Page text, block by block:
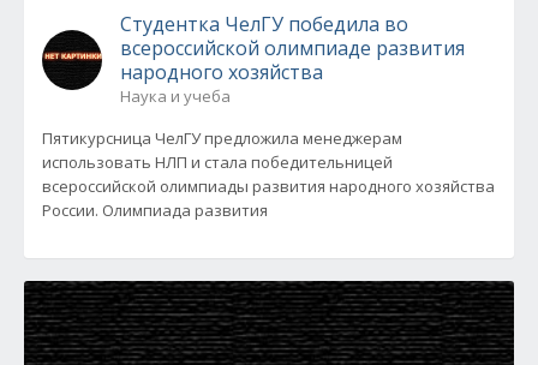
Студентка ЧелГУ победила во
всероссийской олимпиаде развития
народного хозяйства
Наука и учеба
Пятикурсница ЧелГУ предложила менеджерам
использовать НЛП и стала победительницей
всероссийской олимпиады развития народного хозяйства
России. Олимпиада развития